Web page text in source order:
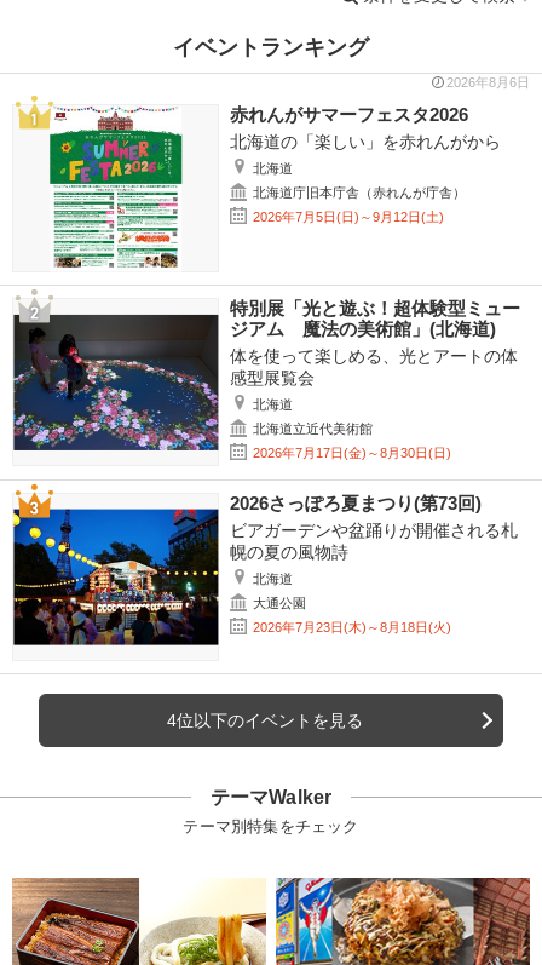
イベントランキング
2026年8月6日
赤れんがサマーフェスタ2026
北海道の「楽しい」を赤れんがから
北海道
北海道庁旧本庁舎（赤れんが庁舎）
2026年7月5日(日)～9月12日(土)
特別展「光と遊ぶ！超体験型ミュー
ジアム 魔法の美術館」(北海道)
体を使って楽しめる、光とアートの体
感型展覧会
北海道
北海道立近代美術館
2026年7月17日(金)～8月30日(日)
2026さっぽろ夏まつり(第73回)
ビアガーデンや盆踊りが開催される札
幌の夏の風物詩
北海道
大通公園
2026年7月23日(木)～8月18日(火)
4位以下のイベントを見る
テーマWalker
テーマ別特集をチェック